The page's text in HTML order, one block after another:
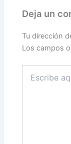
o
o
k
Deja un
Tu dirección
Los campos
aquí...